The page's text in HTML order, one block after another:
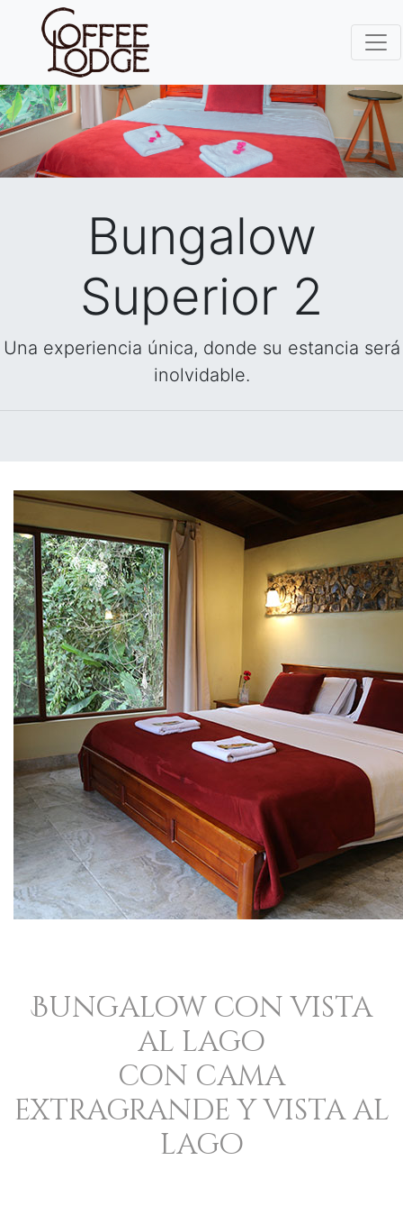
Bungalow
Superior 2
Una experiencia única, donde su estancia será
inolvidable.
Bungalow con vista
al lago
con cama
extragrande y vista al
lago